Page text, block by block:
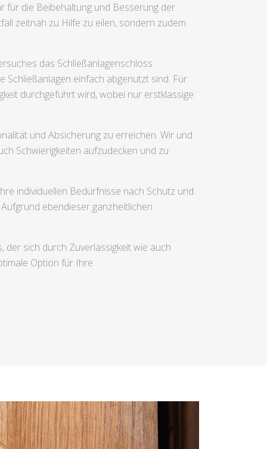
für die Beibehaltung und Besserung der
zeitnah zu Hilfe zu eilen, sondern zudem
das Schließanlagenschloss
einfach abgenutzt sind. Für
durchgeführt wird, wobei nur erstklassige
und Absicherung zu erreichen. Wir und
Schwierigkeiten aufzudecken und zu
individuellen Bedürfnisse nach Schutz und
ebendieser ganzheitlichen
sich durch Zuverlässigkeit wie auch
Option für Ihre